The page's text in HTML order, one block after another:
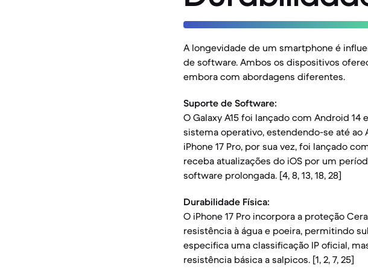
A longevidade de um smartphone é
de software. Ambos os dispositivos
embora com abordagens diferentes.
Suporte de Software:
O Galaxy A15 foi lançado com Android
sistema operativo, estendendo-se até ao
iPhone 17 Pro, por sua vez, foi lançado
receba atualizações do iOS por um
software prolongada. [4, 8, 13, 18, 28]
Durabilidade Física:
O iPhone 17 Pro incorpora a proteção
resistência à água e poeira, permitindo
especifica uma classificação IP oficial,
resistência básica a salpicos. [1, 2, 7, 25]